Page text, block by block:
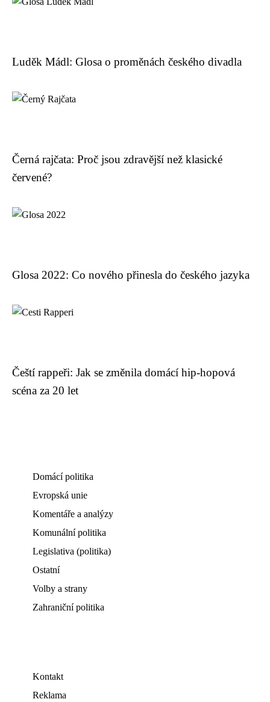
Luděk Mádl: Glosa o proměnách českého divadla
Černá rajčata: Proč jsou zdravější než klasické
červené?
Glosa 2022: Co nového přinesla do českého jazyka
Čeští rappeři: Jak se změnila domácí hip-hopová
scéna za 20 let
Domácí politika
Evropská unie
Komentáře a analýzy
Komunální politika
Legislativa (politika)
Ostatní
Volby a strany
Zahraniční politika
Kontakt
Reklama